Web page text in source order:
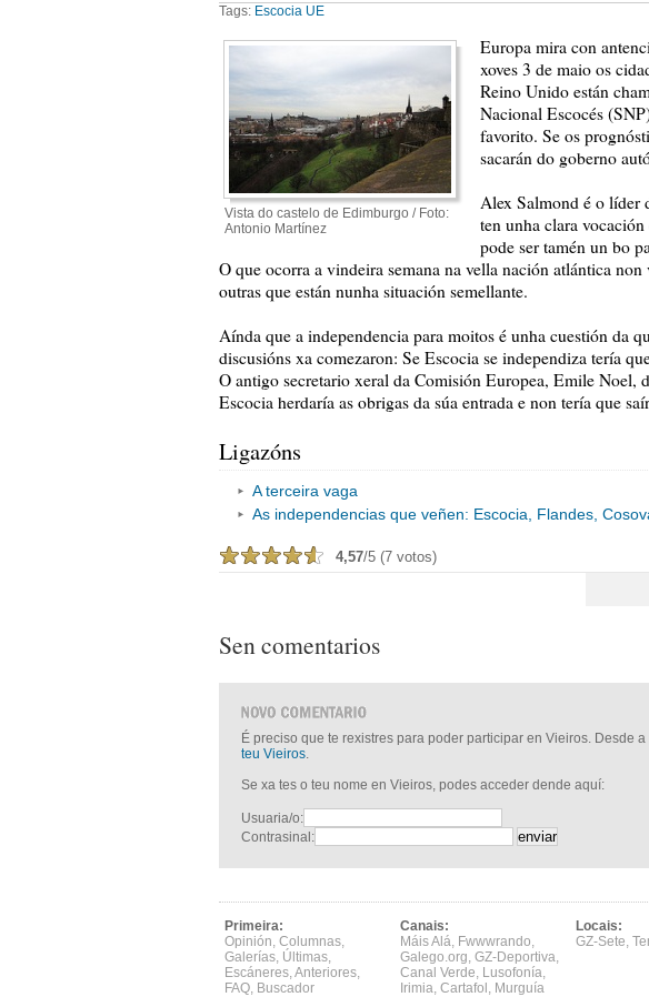
Tags: Escocia UE
Vista do castelo de Edimburgo / Foto:
Antonio Martínez
Europa mira con
xoves 3 de maio os
Reino Unido están
Nacional Escocés
favorito. Se os
sacarán do goberno
Alex Salmond é o líder
ten unha clara
pode ser tamén un bo
O que ocorra a vindeira semana na vella nación atlántica
outras que están nunha situación semellante.
Aínda que a independencia para moitos é unha cuestión da
discusións xa comezaron: Se Escocia se independiza tería
O antigo secretario xeral da Comisión Europea, Emile Noel,
Escocia herdaría as obrigas da súa entrada e non tería que
Ligazóns
A terceira vaga
As independencias que veñen: Escocia, Flandes,
4,57/5 (7 votos)
Sen comentarios
É preciso que te rexistres para poder participar en Vieiros. Desde
teu Vieiros.
Se xa tes o teu nome en Vieiros, podes acceder dende aquí:
Usuaria/o:
Contrasinal:
Primeira:
Opinión, Columnas,
Galerías, Últimas,
Escáneres,Anteriores,
FAQ, Buscador
Canais:
Máis Alá, Fwwwrando,
Galego.org, GZ-Deportiva,
Canal Verde, Lusofonía,
Irimia, Cartafol , Murguía
Locais:
GZ-Sete,